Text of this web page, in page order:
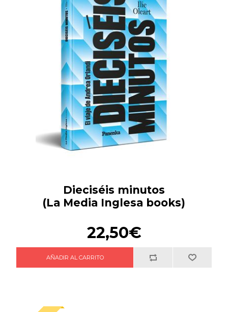
Dieciséis minutos
(La Media Inglesa books)
22,50€